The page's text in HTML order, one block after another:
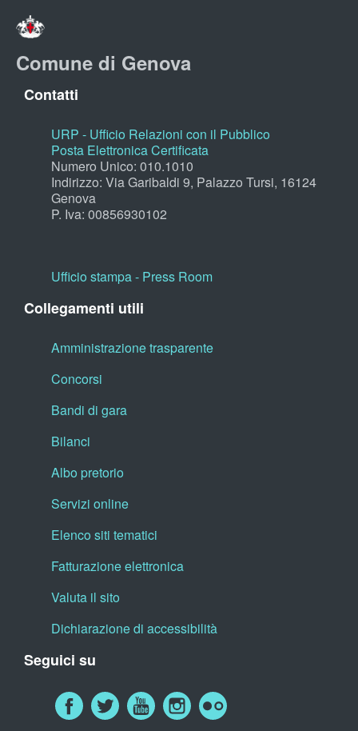
Comune di Genova
Contatti
URP - Ufficio Relazioni con il Pubblico
Posta Elettronica Certificata
Numero Unico: 010.1010
Indirizzo: Via Garibaldi 9, Palazzo Tursi, 16124
Genova
P. Iva: 00856930102
Ufficio stampa - Press Room
Collegamenti utili
Amministrazione trasparente
Concorsi
Bandi di gara
Bilanci
Albo pretorio
Servizi online
Elenco siti tematici
Fatturazione elettronica
Valuta il sito
Dichiarazione di accessibilità
Seguici su